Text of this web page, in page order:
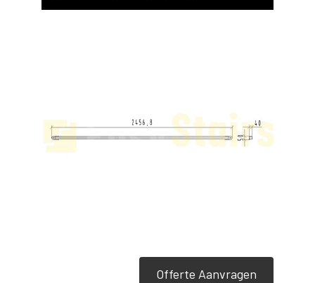
Offerte Aanvragen